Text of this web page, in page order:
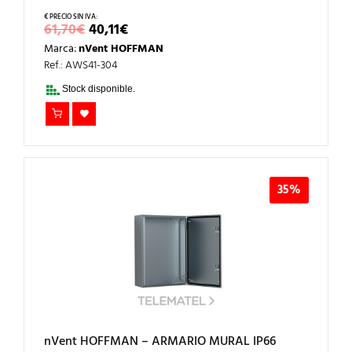
61,70€EL
PRECIO
ORIGINAL
ERA:
61,70€.
40,11€EL
PRECIO
ACTUAL
Marca:nVent HOFFMAN
Ref.: AWS41-304
Stock disponible.
35%
nVent HOFFMAN – ARMARIO MURAL IP66